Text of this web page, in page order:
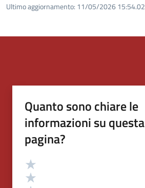
Ultimo aggiornamento: 11/05/2026 15:54.02
Quanto sono chiare le
informazioni su questa
pagina?
Valutazione